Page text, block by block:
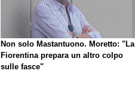
Non solo Mastantuono. Moretto: "La
Fiorentina prepara un altro colpo
sulle fasce"